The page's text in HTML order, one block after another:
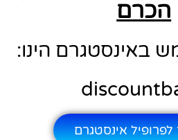
הכרם
באינסטגרם הינו:
אינסטגרם